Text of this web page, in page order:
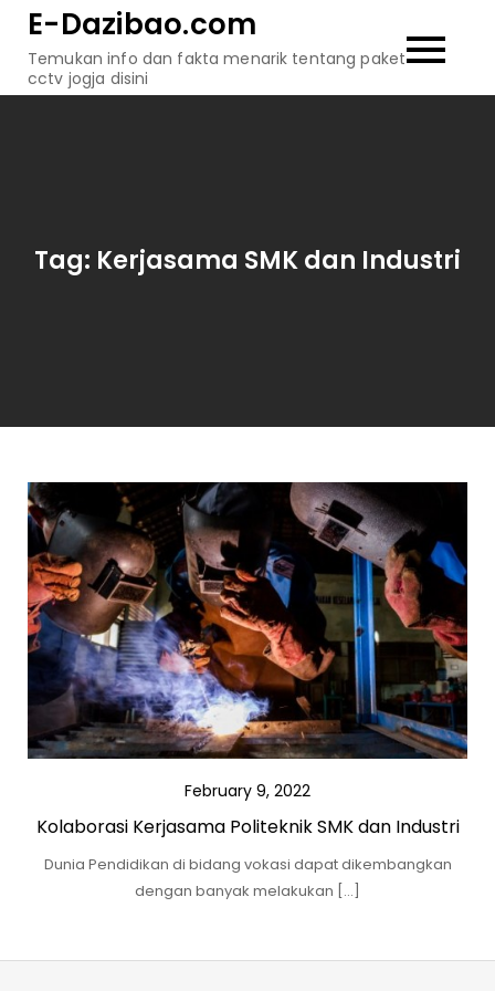
content
E-Dazibao.com
Temukan info dan fakta menarik tentang paket
cctv jogja disini
Tag: Kerjasama SMK dan Industri
February 9, 2022
Kolaborasi Kerjasama Politeknik SMK dan Industri
Dunia Pendidikan di bidang vokasi dapat dikembangkan
dengan banyak melakukan […]